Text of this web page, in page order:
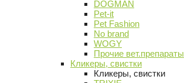
DOGMAN
Pet-it
Pet Fashion
No brand
WOGY
Прочие вет.препараты
Кликеры, свистки
Кликеры, свистки